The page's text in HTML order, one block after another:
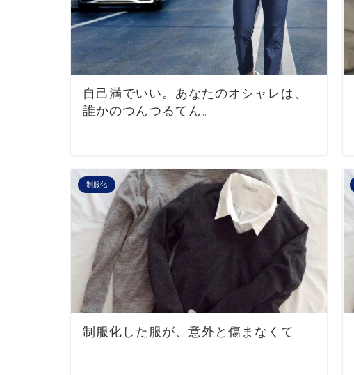
自己満でいい。あなたのオシャレは、
誰かのつんつるてん。
制服化
制服化した服が、意外と傷まなくて